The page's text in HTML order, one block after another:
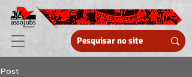
Post